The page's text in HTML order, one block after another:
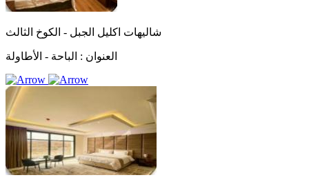
شاليهات اكليل الجبل - الكوخ الثالث
العنوان : الباحة - الأطاولة